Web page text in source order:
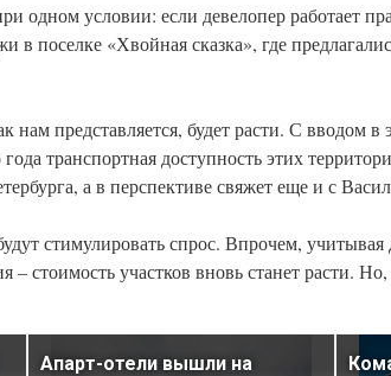
одном условии: если девелопер работает
в поселке «Хвойная сказка», где
представляется, будет расти. С вводом в
транспортная доступность этих
а в перспективе свяжет еще и с
стимулировать спрос. Впрочем, учитывая
стоимость участков вновь станет расти.
Апарт-отели вышли на